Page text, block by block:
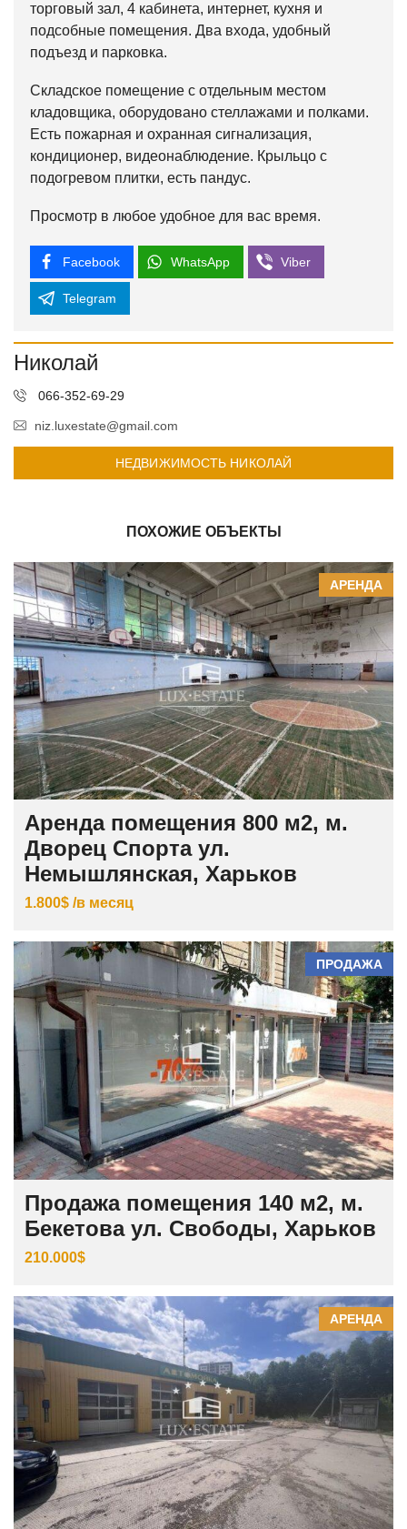
торговый зал, 4 кабинета, интернет, кухня и
подсобные помещения. Два входа, удобный
подъезд и парковка.
Складское помещение с отдельным местом
кладовщика, оборудовано стеллажами и полками.
Есть пожарная и охранная сигнализация,
кондиционер, видеонаблюдение. Крыльцо с
подогревом плитки, есть пандус.
Просмотр в любое удобное для вас время.
Facebook WhatsApp Viber
Telegram
Николай
066-352-69-29
niz.luxestate@gmail.com
НЕДВИЖИМОСТЬ НИКОЛАЙ
ПОХОЖИЕ ОБЪЕКТЫ
АРЕНДА
Аренда помещения 800 м2, м.
Дворец Спорта ул.
Немышлянская, Харьков
1.800$ /в месяц
ПРОДАЖА
Продажа помещения 140 м2, м.
Бекетова ул. Свободы, Харьков
210.000$
АРЕНДА